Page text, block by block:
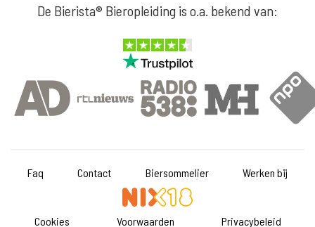
De Bierista® Bieropleiding is o.a. bekend van:
Faq Contact Biersommelier Werken bij
Cookies Voorwaarden Privacybeleid